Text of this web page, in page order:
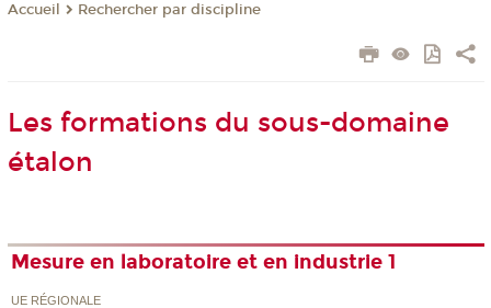
Accueil Rechercher par discipline
Les formations du sous-domaine
étalon
Mesure en laboratoire et en industrie 1
UE RÉGIONALE